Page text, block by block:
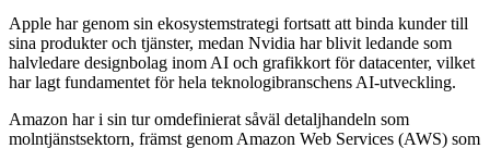
Apple har genom sin ekosystemstrategi fortsatt att binda kunder till
sina produkter och tjänster, medan Nvidia har blivit ledande som
halvledare designbolag inom AI och grafikkort för datacenter, vilket
har lagt fundamentet för hela teknologibranschens AI-utveckling.
Amazon har i sin tur omdefinierat såväl detaljhandeln som
molntjänstsektorn, främst genom Amazon Web Services (AWS) som